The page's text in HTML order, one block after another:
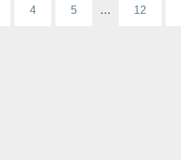
4 5 12